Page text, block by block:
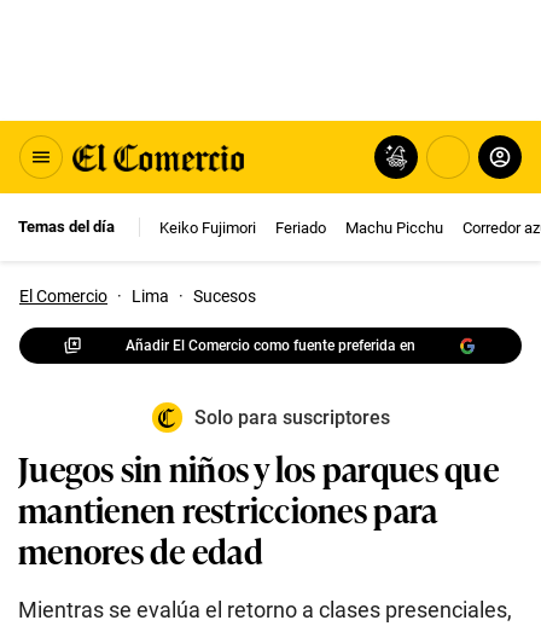
Temas del día Keiko Fujimori Feriado Machu Picchu Corredor
El Comercio · Lima · Sucesos
Añadir El Comercio como fuente preferida en
Solo para suscriptores
Juegos sin niños y los parques que
mantienen restricciones para
menores de edad
Mientras se evalúa el retorno a clases presenciales,